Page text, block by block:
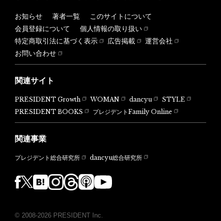
お知らせ 著者一覧
このサイトについて
会員登録について
個人情報の取り扱い
特定商取引法に基づく表示
広告掲載
運営会社
お問い合わせ
関連サイト
PRESIDENT Growth WOMAN dancyu
STYLE
PRESIDENT BOOKS
プレジデントFamily Online
関連事業
プレジデント総合研究所 dancyu総合研究所
© 2008-2026 PRESIDENT Inc.